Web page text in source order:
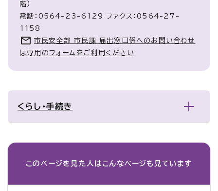
階）
電話：0564-23-6129 ファクス：0564-27-
1158
市民安全部 市民課 届出窓口係へのお問い合わせ
は専用のフォームをご利用ください
くらし・手続き
このページを見た人は こんなページも見ています